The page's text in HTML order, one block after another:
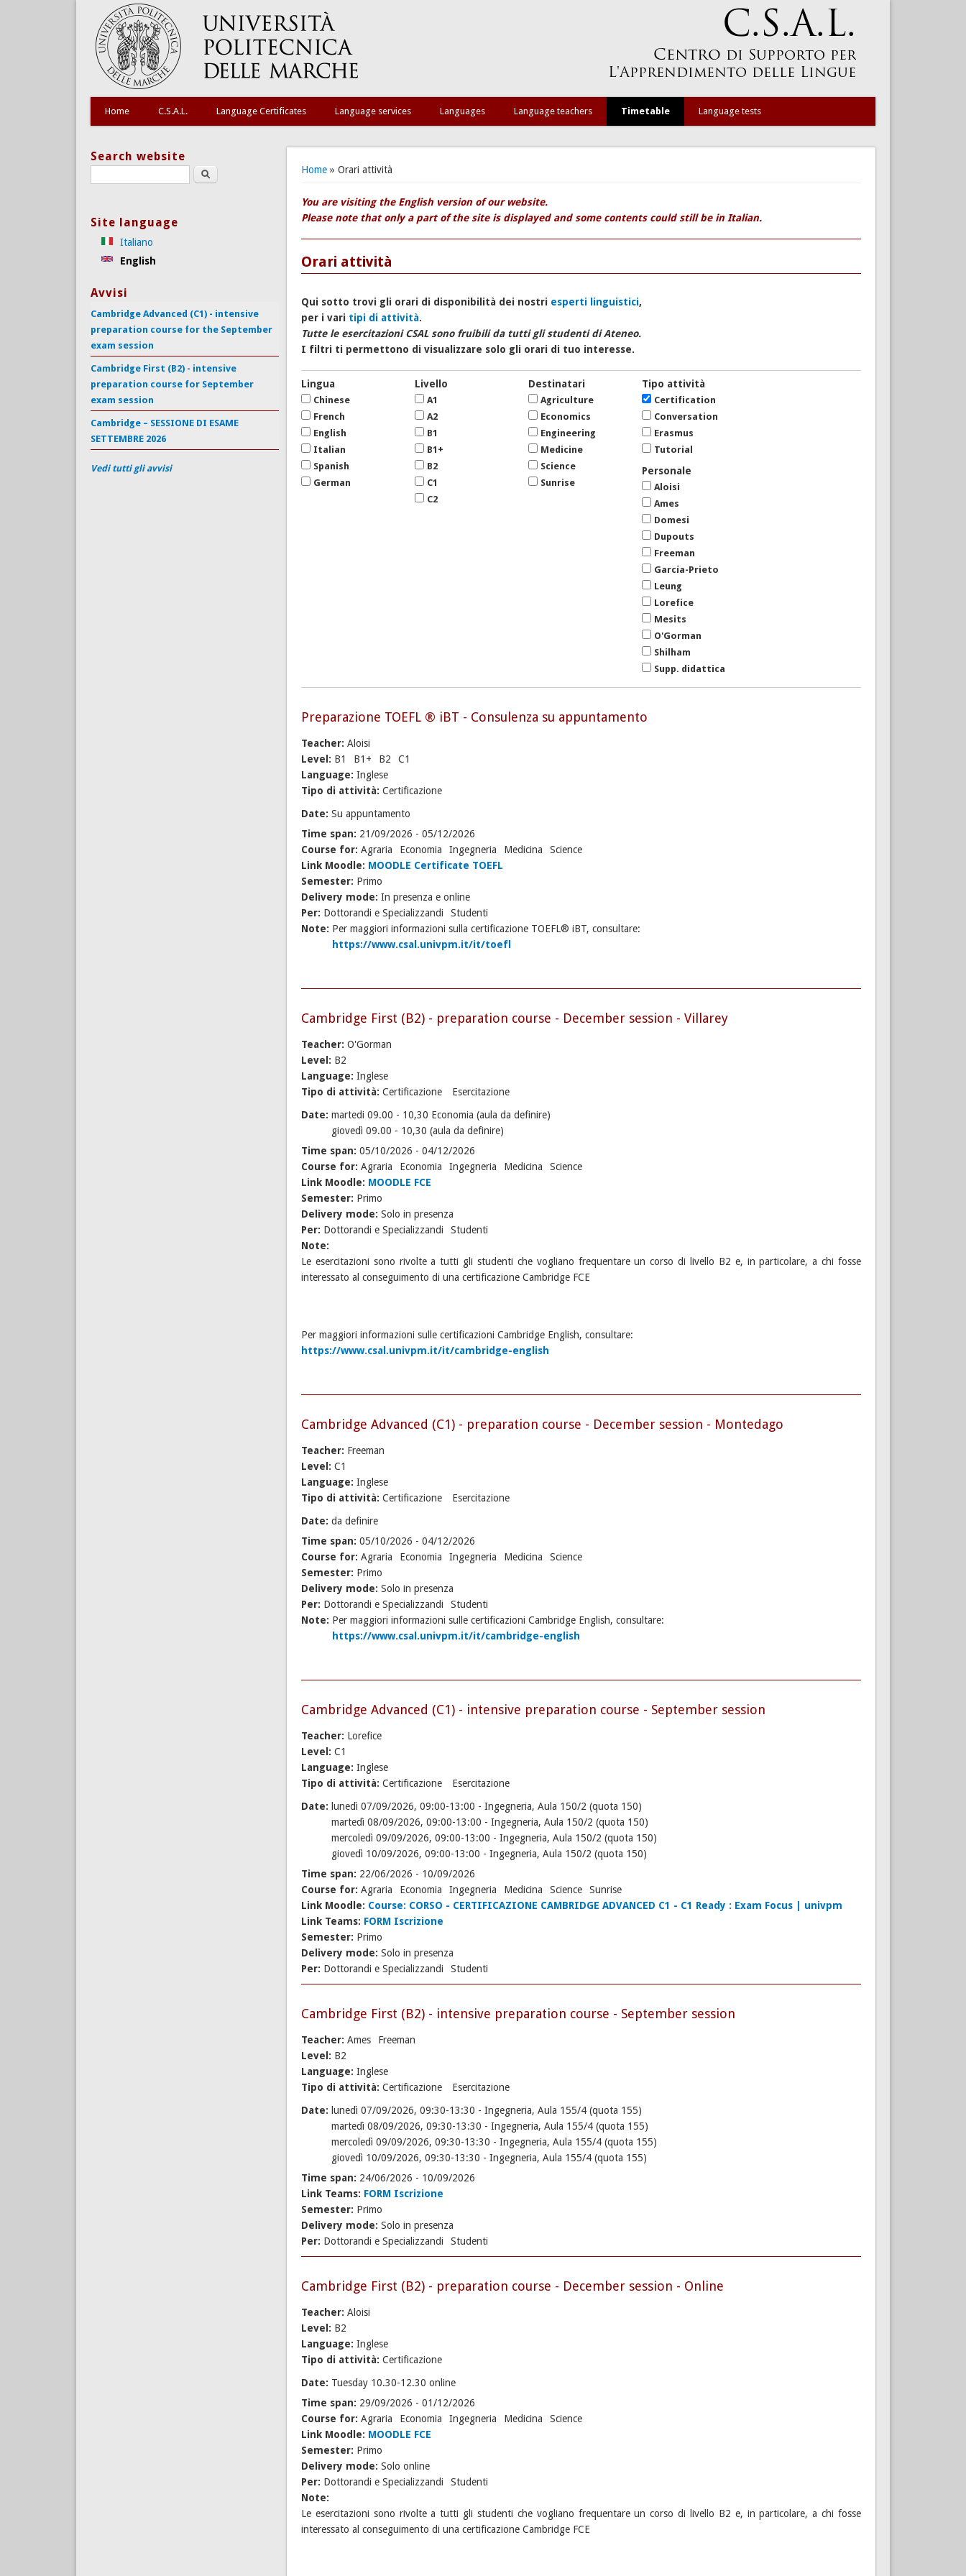
Home C.S.A.L. Language Certificates Language services Languages Language teachers Timetable Language tests
You are here
Home» Orari attività
You are visiting the English version of our website.
Please note that only a part of the site is displayed and some contents could still be in Italian.
Orari attività
Qui sotto trovi gli orari di disponibilità dei nostri esperti linguistici,
per i vari tipi di attività.
Tutte le esercitazioni CSAL sono fruibili da tutti gli studenti di Ateneo.
I filtri ti permettono di visualizzare solo gli orari di tuo interesse.
Lingua
Chinese
French
English
Italian
Spanish
German
Livello
A1
A2
B1
B1+
B2
C1
C2
Destinatari
Agriculture
Economics
Engineering
Medicine
Science
Sunrise
Tipo attività
Certification
Conversation
Erasmus
Tutorial
Personale
Aloisi
Ames
Domesi
Dupouts
Freeman
García-Prieto
Leung
Lorefice
Mesits
O'Gorman
Shilham
Supp. didattica
Preparazione TOEFL ® iBT - Consulenza su appuntamento
Teacher: Aloisi
Level: B1 B1+ B2
C1
Language: Inglese
Tipo di attività: Certificazione
Date: Su appuntamento
Time span: 21/09/2026 - 05/12/2026
Course for: Agraria Economia Ingegneria Medicina
Science
Link Moodle: MOODLE Certificate TOEFL
Semester: Primo
Delivery mode: In presenza e online
Per: Dottorandi e Specializzandi
Studenti
Note: Per maggiori informazioni sulla certificazione TOEFL® iBT, consultare:
https://www.csal.univpm.it/it/toefl
Cambridge First (B2) - preparation course - December session - Villarey
Teacher: O'Gorman
Level: B2
Language: Inglese
Tipo di attività: Certificazione
Esercitazione
Date: martedi 09.00 - 10,30 Economia (aula da definire)
giovedì 09.00 - 10,30 (aula da definire)
Time span: 05/10/2026 - 04/12/2026
Course for: Agraria Economia Ingegneria Medicina
Science
Link Moodle: MOODLE FCE
Semester: Primo
Delivery mode: Solo in presenza
Per: Dottorandi e Specializzandi
Studenti
Note:
Le esercitazioni sono rivolte a tutti gli studenti che vogliano frequentare un corso di livello B2 e, in particolare, a chi fosse
interessato al conseguimento di una certificazione Cambridge FCE
Per maggiori informazioni sulle certificazioni Cambridge English, consultare:
https://www.csal.univpm.it/it/cambridge-english
Cambridge Advanced (C1) - preparation course - December session - Montedago
Teacher: Freeman
Level: C1
Language: Inglese
Tipo di attività: Certificazione
Esercitazione
Date: da definire
Time span: 05/10/2026 - 04/12/2026
Course for: Agraria Economia Ingegneria Medicina
Science
Semester: Primo
Delivery mode: Solo in presenza
Per: Dottorandi e Specializzandi
Studenti
Note: Per maggiori informazioni sulle certificazioni Cambridge English, consultare:
https://www.csal.univpm.it/it/cambridge-english
Cambridge Advanced (C1) - intensive preparation course - September session
Teacher: Lorefice
Level: C1
Language: Inglese
Tipo di attività: Certificazione
Esercitazione
Date: lunedì 07/09/2026, 09:00-13:00 - Ingegneria, Aula 150/2 (quota 150)
martedì 08/09/2026, 09:00-13:00 - Ingegneria, Aula 150/2 (quota 150)
mercoledì 09/09/2026, 09:00-13:00 - Ingegneria, Aula 150/2 (quota 150)
giovedì 10/09/2026, 09:00-13:00 - Ingegneria, Aula 150/2 (quota 150)
Time span: 22/06/2026 - 10/09/2026
Course for: Agraria Economia Ingegneria Medicina Science
Sunrise
Link Moodle: Course: CORSO - CERTIFICAZIONE CAMBRIDGE ADVANCED C1 - C1 Ready : Exam Focus | univpm
Link Teams: FORM Iscrizione
Semester: Primo
Delivery mode: Solo in presenza
Per: Dottorandi e Specializzandi Studenti
Cambridge First (B2) - intensive preparation course - September session
Teacher: Ames
Freeman
Level: B2
Language: Inglese
Tipo di attività: Certificazione
Esercitazione
Date: lunedì 07/09/2026, 09:30-13:30 - Ingegneria, Aula 155/4 (quota 155)
martedì 08/09/2026, 09:30-13:30 - Ingegneria, Aula 155/4 (quota 155)
mercoledì 09/09/2026, 09:30-13:30 - Ingegneria, Aula 155/4 (quota 155)
giovedì 10/09/2026, 09:30-13:30 - Ingegneria, Aula 155/4 (quota 155)
Time span: 24/06/2026 - 10/09/2026
Link Teams: FORM Iscrizione
Semester: Primo
Delivery mode: Solo in presenza
Per: Dottorandi e Specializzandi Studenti
Cambridge First (B2) - preparation course - December session - Online
Teacher: Aloisi
Level: B2
Language: Inglese
Tipo di attività: Certificazione
Date: Tuesday 10.30-12.30 online
Time span: 29/09/2026 - 01/12/2026
Course for: Agraria Economia Ingegneria Medicina
Science
Link Moodle: MOODLE FCE
Semester: Primo
Delivery mode: Solo online
Per: Dottorandi e Specializzandi
Studenti
Note:
Le esercitazioni sono rivolte a tutti gli studenti che vogliano frequentare un corso di livello B2 e, in particolare, a chi fosse
interessato al conseguimento di una certificazione Cambridge FCE
Search website
Search this site
Site language
Italiano
English
Avvisi
Cambridge Advanced (C1) - intensive
preparation course for the September
exam session
Cambridge First (B2) - intensive
preparation course for September
exam session
Cambridge – SESSIONE DI ESAME
SETTEMBRE 2026
Vedi tutti gli avvisi